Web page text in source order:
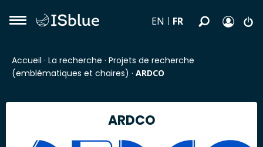
EN FR
Accueil · La recherche · Projets de recherche
(emblématiques et chaires) · ARDCO
ARDCO